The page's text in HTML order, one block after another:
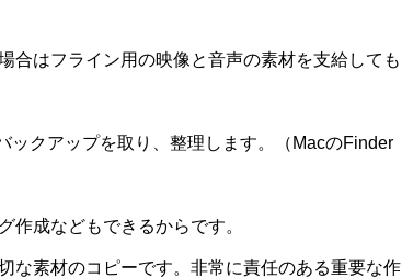
合はフライン用の映像と音声の素材を支給しても
ックアップを取り、整理します。（MacのFinder
作成などもできるからです。
な素材のコピーです。非常に責任のある重要な作